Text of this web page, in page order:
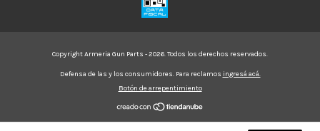
Copyright Armeria Gun Parts - 2026. Todos los derechos reservados.
Defensa de las y los consumidores. Para reclamos ingresá acá.
Botón de arrepentimiento